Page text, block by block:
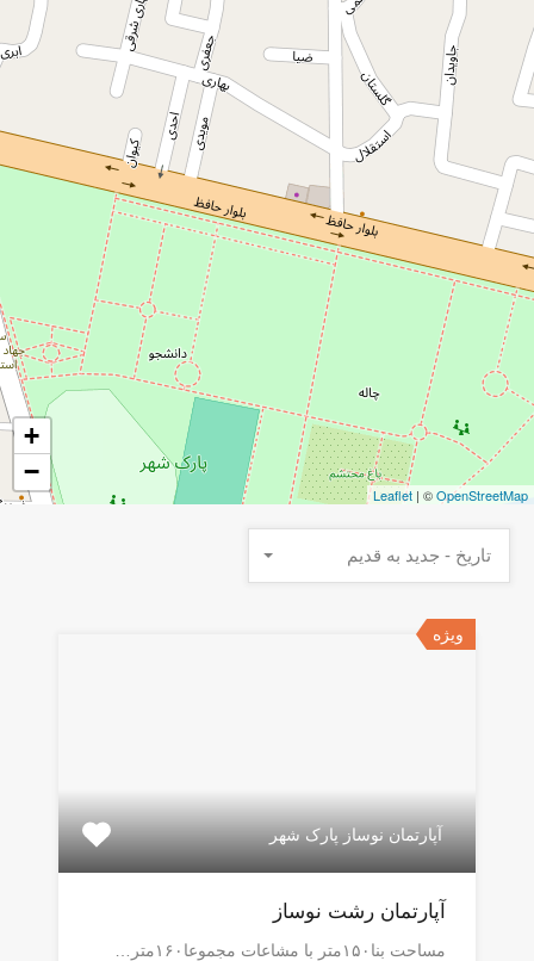
+
−
Leaflet | ©OpenStreetMap
تاریخ - جدید به قدیم
ویژه
آپارتمان نوساز پارک شهر
آپارتمان رشت نوساز
مساحت بنا۱۵۰متر با مشاعات مجموعا۱۶۰متر…